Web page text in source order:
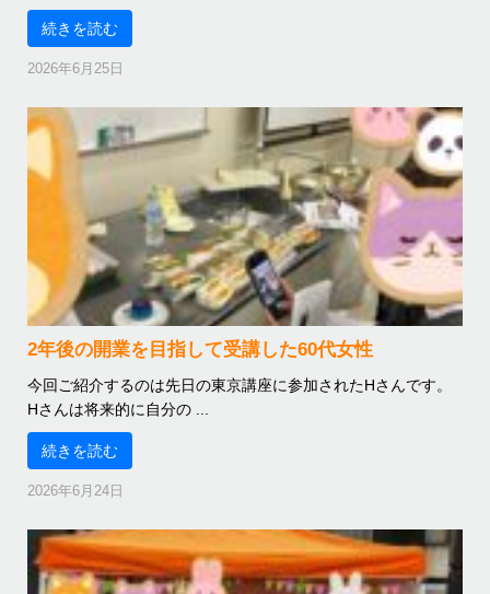
続きを読む
2026年6月25日
2年後の開業を目指して受講した60代女性
今回ご紹介するのは先日の東京講座に参加されたHさんです。
Hさんは将来的に自分の ...
続きを読む
2026年6月24日